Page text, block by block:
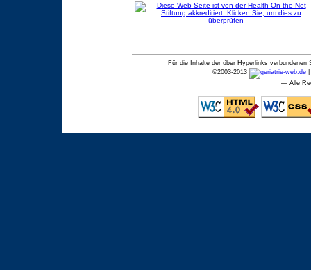
Für die Inhalte der über Hyperlinks
©2003-2013
— Alle